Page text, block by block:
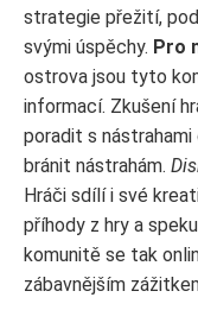
strategie přežití,
svými úspěchy. Pro
ostrova jsou tyto
informací. Zkušení
poradit s
bránit nástrahám.
Hráči sdílí i své
příhody z hry a
komunitě se tak
zábavnějším